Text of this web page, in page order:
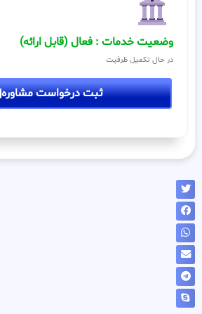
وضعیت خدمات : فعال (قابل ارائه)
در حال تکمیل ظرفیت
ثبت درخواست مشاوره